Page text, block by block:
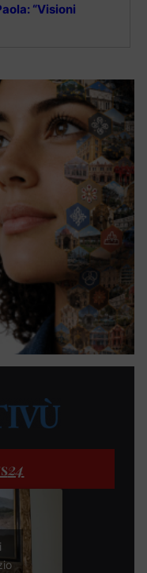
“Visioni
24